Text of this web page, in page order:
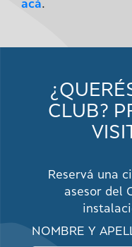
acá.
CLUB?
Reservá una
asesor del
NOMBRE Y